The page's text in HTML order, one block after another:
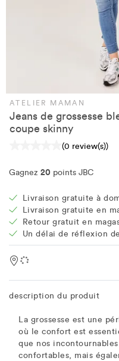
ATELIER MAMAN
Jeans de grossesse
coupe skinny
(0 review(s))
Gagnez 20 points JBC
Livraison gratuite à
Livraison gratuite en
Retour gratuit en
Un délai de réflexion
Location
description du produit
La grossesse est une
où le confort est
que nos
confortables, mais